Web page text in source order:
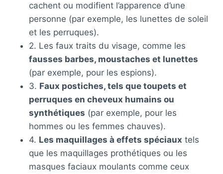
cachent ou modifient l’apparence d’une
personne (par exemple, les lunettes de soleil
et les perruques).
2. Les faux traits du visage, comme les
fausses barbes, moustaches et lunettes
(par exemple, pour les espions).
3. Faux postiches, tels que toupets et
perruques en cheveux humains ou
synthétiques (par exemple, pour les
hommes ou les femmes chauves).
4. Les maquillages à effets spéciaux tels
que les maquillages prothétiques ou les
masques faciaux moulants comme ceux